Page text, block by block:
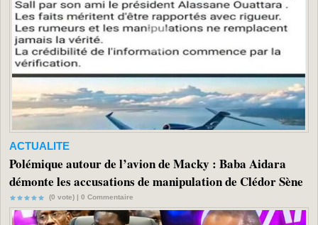
ACTUALITE
Polémique autour de l’avion de Macky : Baba Aidara
démonte les accusations de manipulation de Clédor Sène
(0 vote) | 0 Commentaire